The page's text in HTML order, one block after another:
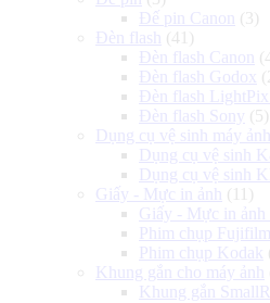
Đế pin Canon
(3)
Đèn flash
(41)
Đèn flash Canon
Đèn flash Godox
Đèn flash
Đèn flash Sony (5)
Dụng cụ vệ sinh máy ảnh
Dụng cụ vệ sinh
Dụng cụ vệ sinh
Giấy - Mực in ảnh
(11)
Giấy - Mực in ảnh
Phim chụp Fujifilm
Phim chụp Kodak
Khung gắn cho máy ảnh
Khung gắn